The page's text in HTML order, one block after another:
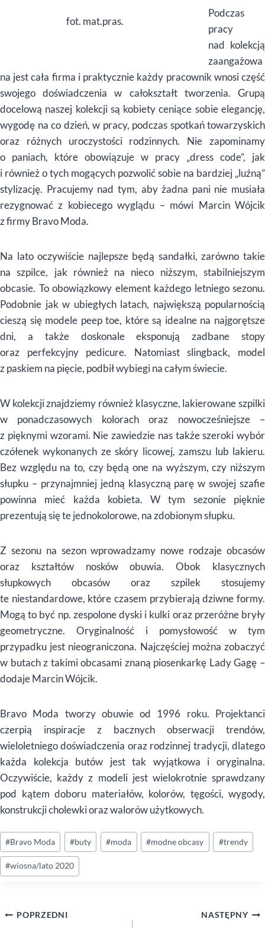
fot. mat.pras.
Podczas
pracy
nad kolekcją
zaangażowa
na jest cała firma i praktycznie każdy pracownik wnosi część
swojego doświadczenia w całokształt tworzenia. Grupą
docelową naszej kolekcji są kobiety ceniące sobie elegancję,
wygodę na co dzień, w pracy, podczas spotkań towarzyskich
oraz różnych uroczystości rodzinnych. Nie zapominamy
o paniach, które obowiązuje w pracy „dress code”, jak
i również o tych mogących pozwolić sobie na bardziej „luźną”
stylizację. Pracujemy nad tym, aby żadna pani nie musiała
rezygnować z kobiecego wyglądu – mówi Marcin Wójcik
z firmy Bravo Moda.
Na lato oczywiście najlepsze będą sandałki, zarówno takie
na szpilce, jak również na nieco niższym, stabilniejszym
obcasie. To obowiązkowy element każdego letniego sezonu.
Podobnie jak w ubiegłych latach, największą popularnością
cieszą się modele peep toe, które są idealne na najgorętsze
dni, a także doskonale eksponują zadbane stopy
oraz perfekcyjny pedicure. Natomiast slingback, model
z paskiem na pięcie, podbił wybiegi na całym świecie.
W kolekcji znajdziemy również klasyczne, lakierowane szpilki
w ponadczasowych kolorach oraz nowocześniejsze –
z pięknymi wzorami. Nie zawiedzie nas także szeroki wybór
czółenek wykonanych ze skóry licowej, zamszu lub lakieru.
Bez względu na to, czy będą one na wyższym, czy niższym
słupku – przynajmniej jedną klasyczną parę w swojej szafie
powinna mieć każda kobieta. W tym sezonie pięknie
prezentują się te jednokolorowe, na zdobionym słupku.
Z sezonu na sezon wprowadzamy nowe rodzaje obcasów
oraz kształtów nosków obuwia. Obok klasycznych
słupkowych obcasów oraz szpilek stosujemy
te niestandardowe, które czasem przybierają dziwne formy.
Mogą to być np. zespolone dyski i kulki oraz przeróżne bryły
geometryczne. Oryginalność i pomysłowość w tym
przypadku jest nieograniczona. Najczęściej można zobaczyć
w butach z takimi obcasami znaną piosenkarkę Lady Gagę –
dodaje Marcin Wójcik.
Bravo Moda tworzy obuwie od 1996 roku. Projektanci
czerpią inspiracje z bacznych obserwacji trendów,
wieloletniego doświadczenia oraz rodzinnej tradycji, dlatego
każda kolekcja butów jest tak wyjątkowa i oryginalna.
Oczywiście, każdy z modeli jest wielokrotnie sprawdzany
pod kątem doboru materiałów, kolorów, tęgości, wygody,
konstrukcji cholewki oraz walorów użytkowych.
Tagi
wpisu:
#Bravo Moda #buty #moda #modne obcasy #trendy
#wiosna/lato 2020
Nawigacja
POPRZEDNI NASTĘPNY